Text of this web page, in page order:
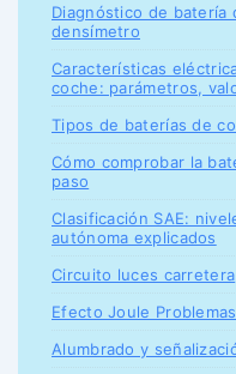
Diagnóstico de batería
densímetro
Características
coche: parámetros,
Tipos de baterías de
Cómo comprobar la
paso
Clasificación SAE:
autónoma explicados
Circuito luces carretera
Efecto Joule
Alumbrado y